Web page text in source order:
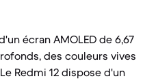
écran AMOLED de 6,67
des couleurs vives
Redmi 12 dispose d'un